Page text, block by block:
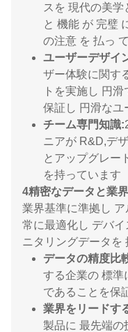
スを 現代の美
と 機能 が 完璧
の注意 を 払っ
ユーザーデザイ
ザー体験に関す
トを実施し 円
保証し 円滑なユ
チーム専門知識:
ニアが R&D,デ
とアップグレー
を持っています
4精密なデータと業
業界基準に準拠し
常に最適化し デバ
ニタリングデータを
データの精度比
する企業の 標準
であることを保
業界をリードす
製品に 最先端の